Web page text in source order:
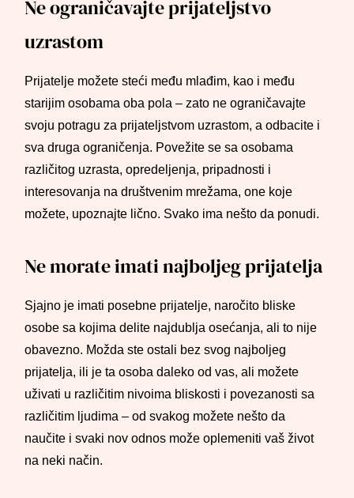
Ne ograničavajte prijateljstvo
uzrastom
Prijatelje možete steći među mlađim, kao i među
starijim osobama oba pola – zato ne ograničavajte
svoju potragu za prijateljstvom uzrastom, a odbacite i
sva druga ograničenja. Povežite se sa osobama
različitog uzrasta, opredeljenja, pripadnosti i
interesovanja na društvenim mrežama, one koje
možete, upoznajte lično. Svako ima nešto da ponudi.
Ne morate imati najboljeg prijatelja
Sjajno je imati posebne prijatelje, naročito bliske
osobe sa kojima delite najdublja osećanja, ali to nije
obavezno. Možda ste ostali bez svog najboljeg
prijatelja, ili je ta osoba daleko od vas, ali možete
uživati u različitim nivoima bliskosti i povezanosti sa
različitim ljudima – od svakog možete nešto da
naučite i svaki nov odnos može oplemeniti vaš život
na neki način.